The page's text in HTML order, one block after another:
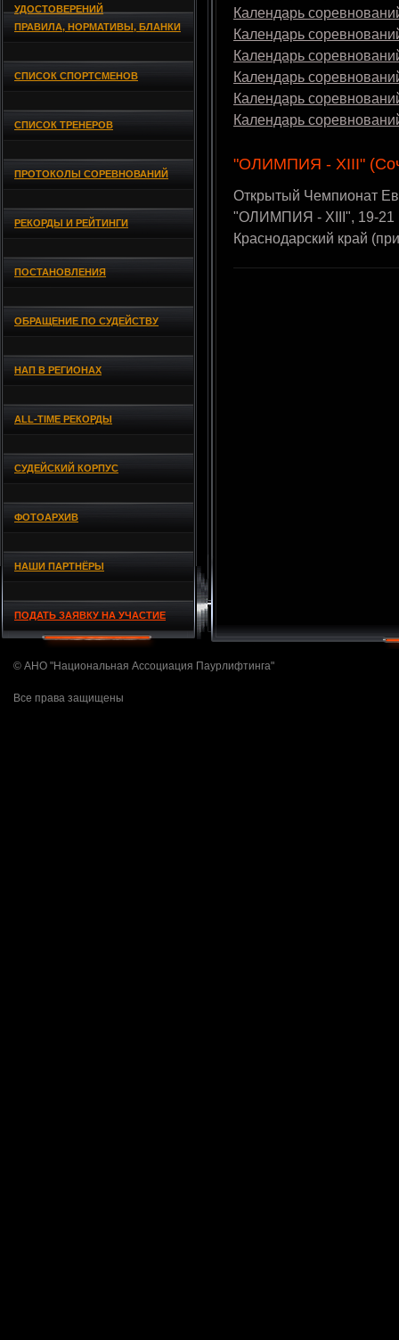
УДОСТОВЕРЕНИЙ
ПРАВИЛА, НОРМАТИВЫ, БЛАНКИ
СПИСОК СПОРТСМЕНОВ
СПИСОК ТРЕНЕРОВ
ПРОТОКОЛЫ СОРЕВНОВАНИЙ
РЕКОРДЫ И РЕЙТИНГИ
ПОСТАНОВЛЕНИЯ
ОБРАЩЕНИЕ ПО СУДЕЙСТВУ
НАП В РЕГИОНАХ
ALL-TIME РЕКОРДЫ
СУДЕЙСКИЙ КОРПУС
ФОТОАРХИВ
НАШИ ПАРТНЁРЫ
ПОДАТЬ ЗАЯВКУ НА УЧАСТИЕ
Календарь
Календарь
Календарь
Календарь
Календарь
Календарь
"ОЛИМПИЯ - XIII"
Открытый Чемпионат
"ОЛИМПИЯ - XIII", 19-21
Краснодарский край
© АНО "Национальная Ассоциация Паурлифтинга"
Все права защищены